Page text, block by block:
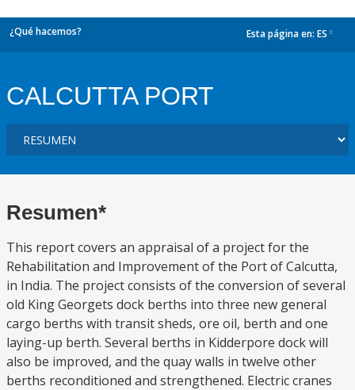
¿Qué hacemos? Esta página en: ES
CALCUTTA PORT
Resumen*
This report covers an appraisal of a project for the
Rehabilitation and Improvement of the Port of Calcutta,
in India. The project consists of the conversion of several
old King Georgets dock berths into three new general
cargo berths with transit sheds, ore oil, berth and one
laying-up berth. Several berths in Kidderpore dock will
also be improved, and the quay walls in twelve other
berths reconditioned and strengthened. Electric cranes